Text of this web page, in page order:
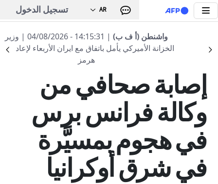
تجاوز إلى المحتوى الرئيسي AR تسجيل الدخول
واشنطن (أ ف ب)| 14:15:31 - 04/08/2026
| وزير
الخزانة الأميركي يأمل باتفاق مع ايران الأربعاء لإعادة فتح
هرمز
العودة الى القائمة
إصابة صحافي من
وكالة فرانس برس
في هجوم بمسيَّرة
في شرق أوكرانيا